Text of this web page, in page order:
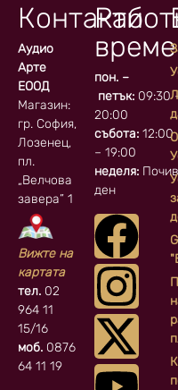
Контакти
Аудио
Арте
ЕООД
Магазин:
гр. София, кв.
Лозенец,
пл.
„Велчова
завера” 1
Вижте на
картата
тел. 02
964 11
15/16
моб. 0876
64 11 19
време
пон. –
петък:09:30
20:00
събота:12:00
– 19:00
неделя:
ден